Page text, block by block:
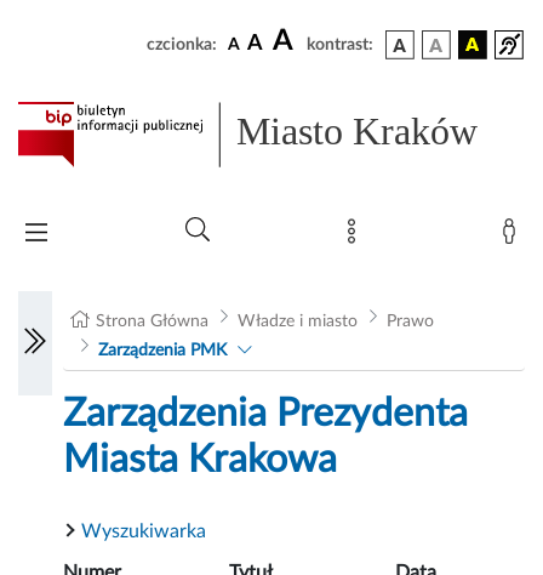
czcionka: A A A kontrast:
Miasto Kraków
Strona Główna Władze i miasto
Prawo
Zarządzenia PMK
Zarządzenia Prezydenta
Miasta Krakowa
Wyszukiwarka